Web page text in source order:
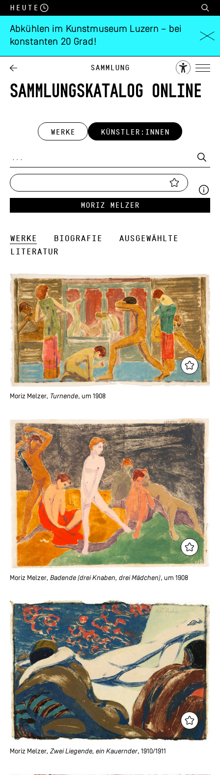
Heute
Abkühlen im Kunstmuseum Luzern – bei
konstanten 20 Grad!
Sammlung
SAMMLUNGSKATALOG ONLINE
WERKE KÜNSTLER:INNEN
Moriz Melzer
Werke Biografie
Ausgewählte
Literatur
Moriz Melzer, Turnende, um 1908
Moriz Melzer, Badende (drei Knaben, drei Mädchen), um 1908
Moriz Melzer, Zwei Liegende, ein Kauernder, 1910/1911